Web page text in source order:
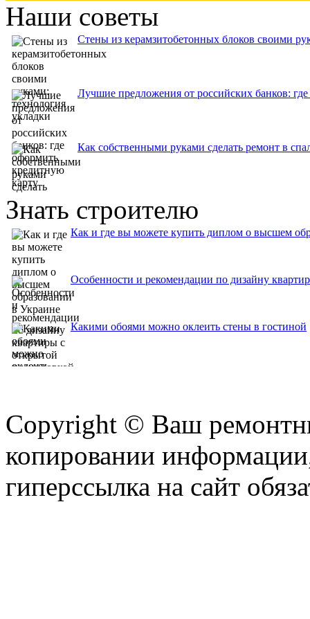
Наши советы
Стены из керамзитобетонных блоков своими
Лучшие предложения от российских банков:
Как собственными руками сделать ремонт в
Знать строителю
Как и где вы можете купить диплом о высшем
Особенности и рекомендации по дизайну
Какими обоями можно оклеить стены в гостиной
Copyright © Ваш
копировании
гиперссылка на сайт